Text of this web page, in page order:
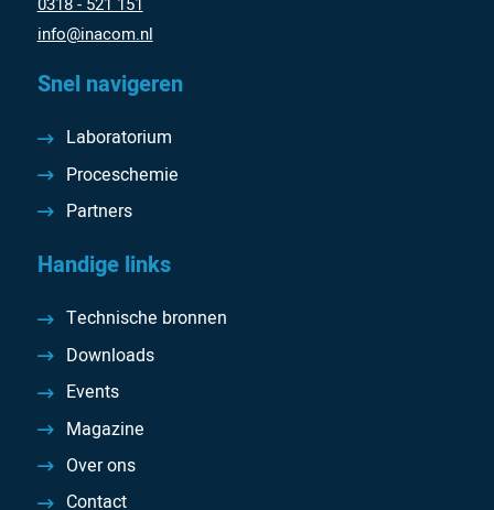
info@inacom.nl
Snel navigeren
Laboratorium
Proceschemie
Partners
Handige links
Technische bronnen
Downloads
Events
Magazine
Over ons
Contact